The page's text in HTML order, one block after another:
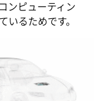
ンピューティン
るためです。